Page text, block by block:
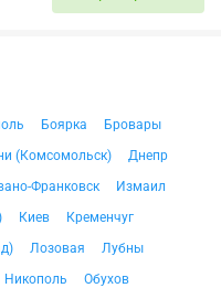
Боярка
Бровары
(Комсомольск)
Днепр
Франковск
Измаил
Киев
Кременчуг
Лозовая
Лубны
Никополь
Обухов